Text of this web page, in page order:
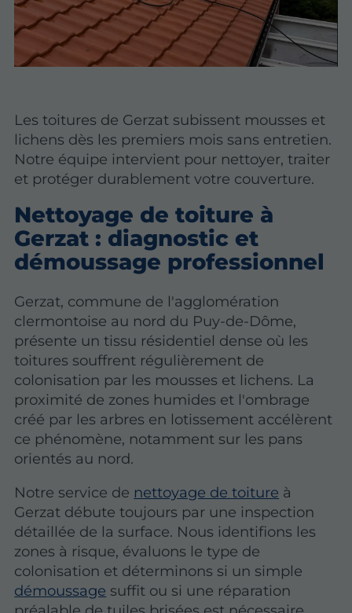
Les toitures de Gerzat subissent mousses et
lichens dès les premiers mois sans entretien.
Notre équipe intervient pour nettoyer, traiter
et protéger durablement votre couverture.
Nettoyage de toiture à
Gerzat : diagnostic et
démoussage professionnel
Gerzat, commune de l'agglomération
clermontoise au nord du Puy-de-Dôme,
présente un tissu résidentiel dense où les
toitures souffrent régulièrement de
colonisation par les mousses et lichens. La
proximité de zones humides et l'ombrage
créé par les arbres en lotissement accélèrent
ce phénomène, notamment sur les pans
orientés au nord.
Notre service de nettoyage de toiture à
Gerzat débute toujours par une inspection
détaillée de la surface. Nous identifions les
zones à risque, évaluons le type de
colonisation et déterminons si un simple
démoussage suffit ou si une réparation